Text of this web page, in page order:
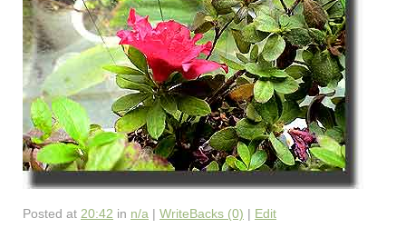
Posted at 20:42 in n/a | WriteBacks (0) | Edit